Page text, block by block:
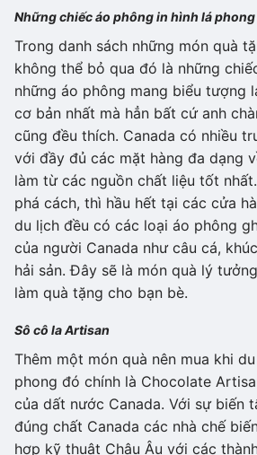
Những chiếc áo phông in hình lá phong
Trong danh sách những món quà
không thể bỏ qua đó là những
những áo phông mang biểu tượng
cơ bản nhất mà hẳn bất cứ anh
cũng đều thích. Canada có nhiều
với đầy đủ các mặt hàng đa dạng
làm từ các nguồn chất liệu tốt
phá cách, thì hầu hết tại các cửa
du lịch đều có các loại áo phông
của người Canada như câu cá,
hải sản. Đây sẽ là món quà lý
làm quà tặng cho bạn bè.
Sô cô la Artisan
Thêm một món quà nên mua khi
phong đó chính là Chocolate
của dất nước Canada. Với sự biến
đúng chất Canada các nhà chế
hợp kỹ thuật Châu Âu với các